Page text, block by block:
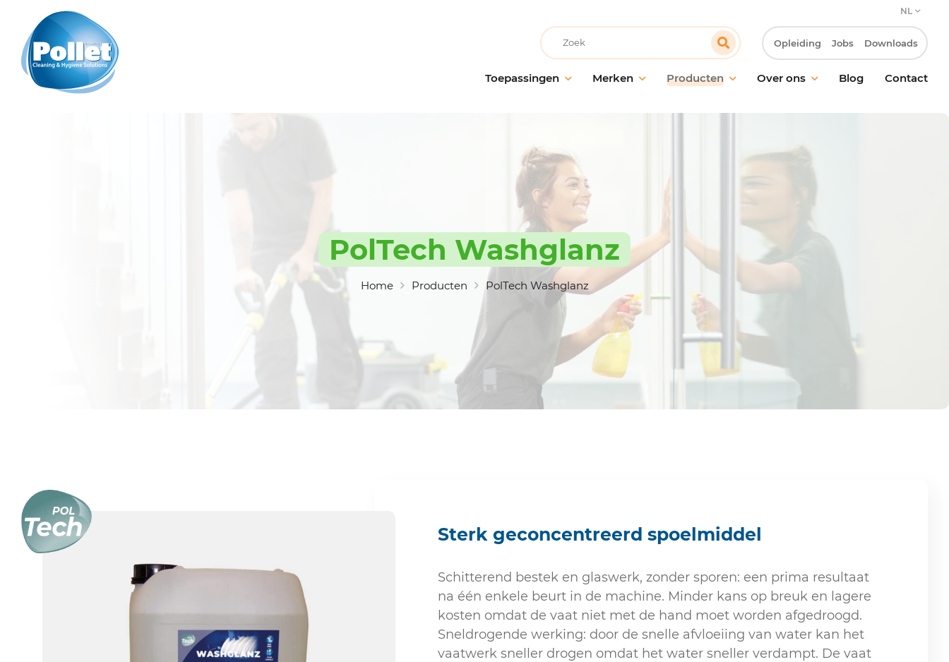
NL
Toepassingen
Medische instellingen
Onderwijsinstellingen
Recreatievoorzieningen
Grootwarenhuizen
Keuken en voedselbereiding
Non-food industrie
Voedingsindustrie
Merken
PolBio
PolGreen
PolTech
EchoClean
Caps
Vikan
Producten
Onderhoud van vloeren
Handhygiëne
Schoonmaakmateriaal en
toebehoren
Over ons
Onze verbintenis
Onze MVO-verbintenissen
Blog Contact
Recherche Opleiding Jobs Downloads
PolTech Washglanz
Home Producten PolTech Washglanz
Sterk geconcentreerd spoelmiddel
Schitterend bestek en glaswerk, zonder sporen: een prima resultaat
na één enkele beurt in de machine. Minder kans op breuk en lagere
kosten omdat de vaat niet met de hand moet worden afgedroogd.
Sneldrogende werking: door de snelle afvloeiing van water kan het
vaatwerk sneller drogen omdat het water sneller verdampt. De vaat